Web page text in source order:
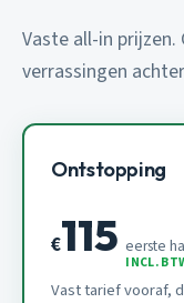
Vaste all-in
verrassingen
Ontstopping
€115 eerste
INCL.
Vast tarief vooraf,